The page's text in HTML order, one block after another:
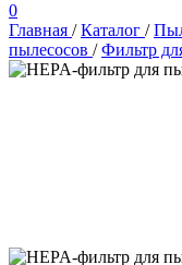
0
Главная / Каталог /
пылесосов / Фильтр